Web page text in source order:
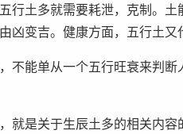
土多就需要耗泄，克制。土
凶变吉。健康方面，五行土又
能单从一个五行旺衰来判断
是关于生辰土多的相关内容